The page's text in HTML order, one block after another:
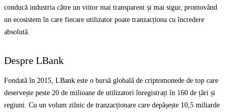
conducă industria către un viitor mai transparent și mai sigur, promovând
un ecosistem în care fiecare utilizator poate tranzacționa cu încredere
absolută.
Despre LBank
Fondată în 2015, LBank este o bursă globală de criptomonede de top care
deservește peste 20 de milioane de utilizatori înregistrați în 160 de țări și
regiuni. Cu un volum zilnic de tranzacționare care depășește 10,5 miliarde